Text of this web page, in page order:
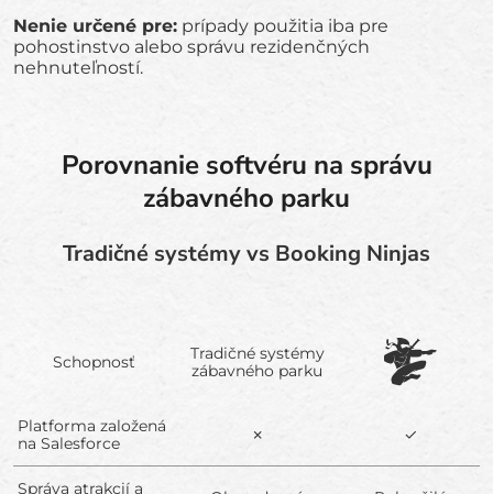
Nenie určené pre: prípady použitia iba pre
pohostinstvo alebo správu rezidenčných
nehnuteľností.
Porovnanie softvéru na správu
zábavného parku
Tradičné systémy vs Booking Ninjas
Schopnosť
Tradičné systémy
zábavného parku
Platforma založená
na Salesforce
✗ ✓
Správa atrakcií a